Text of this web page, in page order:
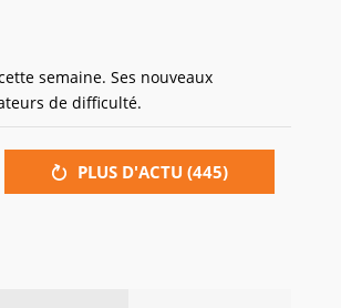
semaine. Ses nouveaux
de difficulté.
PLUS D'ACTU (445)